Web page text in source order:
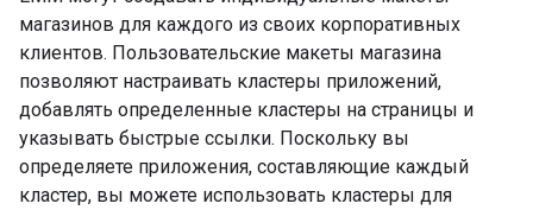
магазинов для каждого из своих корпоративных
клиентов. Пользовательские макеты магазина
позволяют настраивать кластеры приложений,
добавлять определенные кластеры на страницы и
указывать быстрые ссылки. Поскольку вы
определяете приложения, составляющие каждый
кластер, вы можете использовать кластеры для